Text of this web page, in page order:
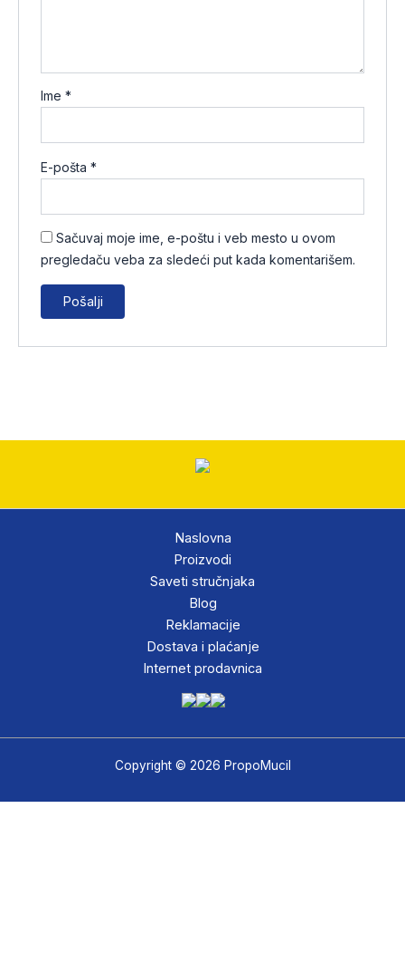
Ime*
E-pošta*
Sačuvaj moje ime, e-poštu i veb mesto u ovom
pregledaču veba za sledeći put kada komentarišem.
Naslovna
Proizvodi
Saveti stručnjaka
Blog
Reklamacije
Dostava i plaćanje
Internet prodavnica
Copyright © 2026 PropoMucil